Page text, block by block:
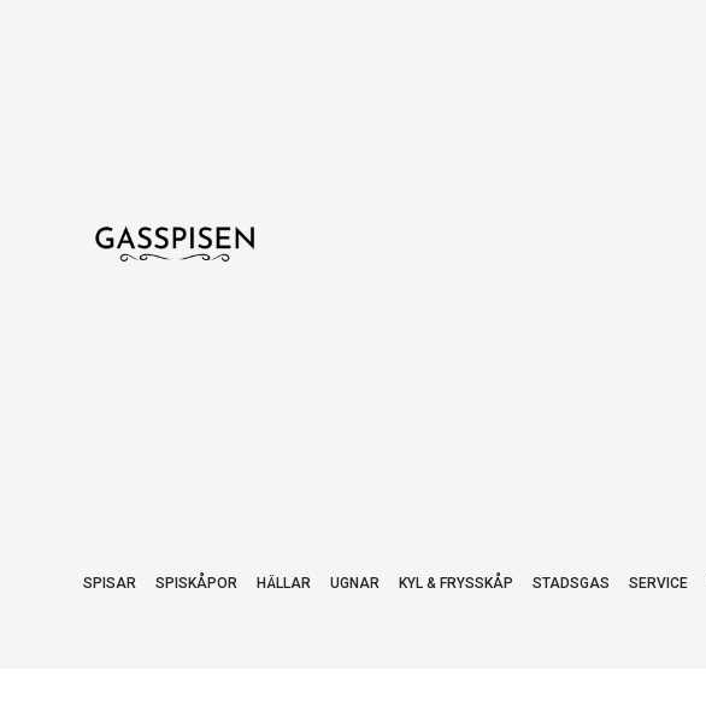
SPISAR SPISKÅPOR HÄLLAR UGNAR KYL & FRYSSKÅP STADSGAS SERVICE